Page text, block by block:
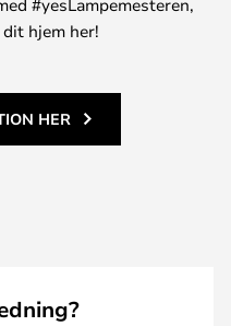
#yesLampemesteren,
hjem her!
HER